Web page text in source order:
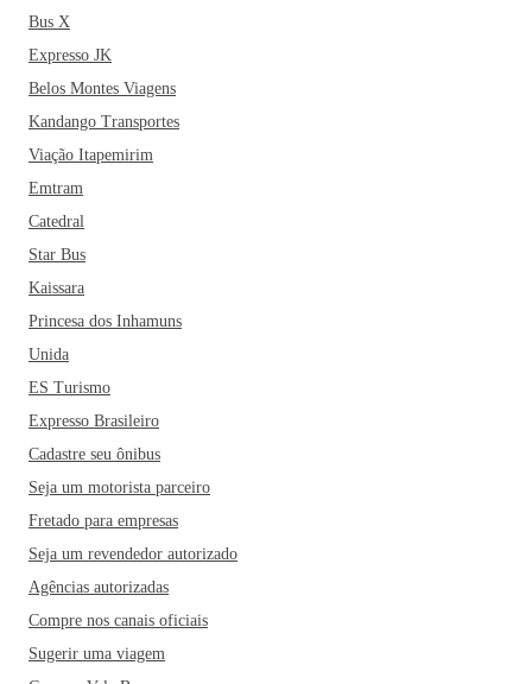
Bus X
Expresso JK
Belos Montes Viagens
Kandango Transportes
Viação Itapemirim
Emtram
Catedral
Star Bus
Kaissara
Princesa dos Inhamuns
Unida
ES Turismo
Expresso Brasileiro
Cadastre seu ônibus
Seja um motorista parceiro
Fretado para empresas
Seja um revendedor autorizado
Agências autorizadas
Compre nos canais oficiais
Sugerir uma viagem